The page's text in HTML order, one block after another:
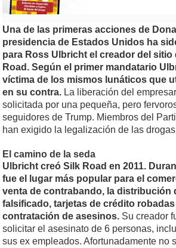
Una de las primeras acciones de
presidencia de Estados Unidos ha
para Ross Ulbricht el creador del sitio
Road. Según el primer mandatario
víctima de los mismos lunáticos que
en su contra. La liberación del
solicitada por una pequeña, pero
seguidores de Trump. Miembros del
han exigido la legalización de las
El camino de la seda
Ulbricht creó Silk Road en 2011.
fue el lugar más popular para el
venta de contrabando, la distribución
falsificado, tarjetas de crédito
contratación de asesinos. Su creador
solicitar el asesinato de 6 personas,
sus ex empleados. Afortunadamente no